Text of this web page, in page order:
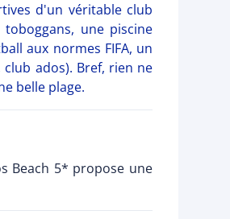
d'un véritable club
une piscine
aux normes FIFA, un
ados). Bref, rien ne
belle plage.
Beach 5* propose une